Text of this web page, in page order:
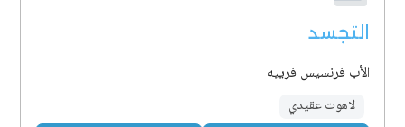
التجسد
الأب فرنسيس فرييه
لاهوت عقيدي